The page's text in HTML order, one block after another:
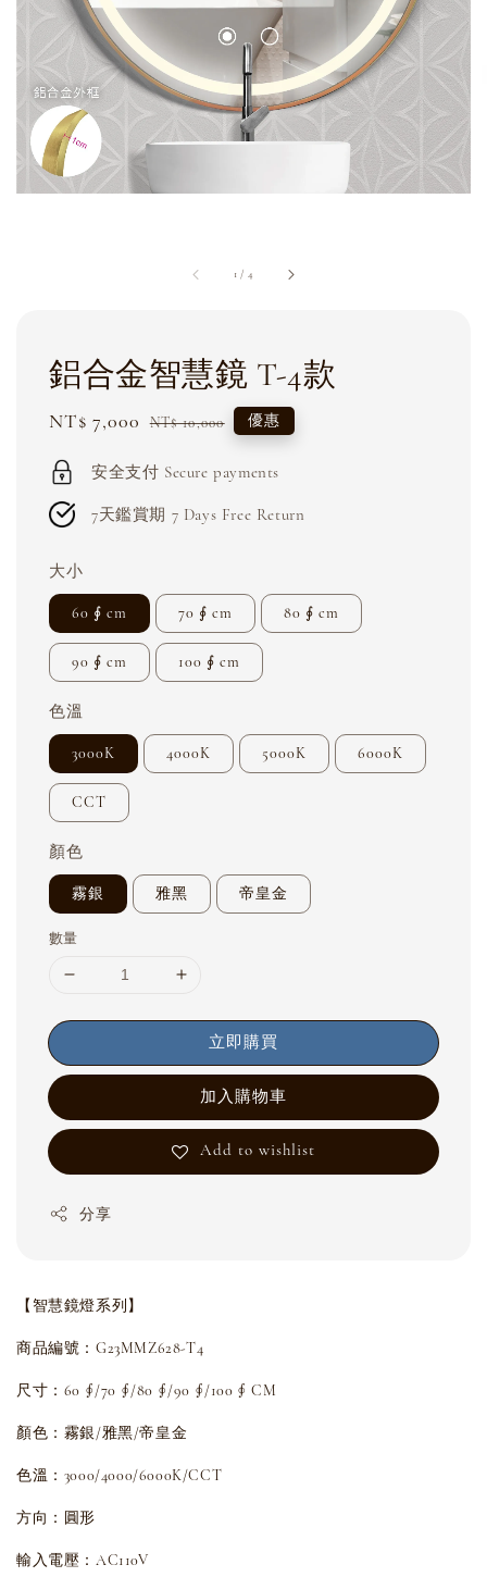
1 / 4
鋁合金智慧鏡 T-4款
Sale
NT$ 7,000 Regular
NT$ 10,000 優惠
安全支付 Secure payments
7天鑑賞期 7 Days Free Return
大小
60 ∮ cm 70 ∮ cm 80 ∮ cm
90 ∮ cm 100 ∮ cm
色溫
3000K 4000K 5000K 6000K
CCT
顏色
霧銀 雅黑 帝皇金
數量
立即購買
加入購物車
Add to wishlist
分享
【智慧鏡燈系列】
商品編號：G23MMZ628-T4
尺寸：60 ∮/70 ∮/80 ∮/90 ∮/100 ∮ CM
顏色：霧銀/雅黑/帝皇金
色溫：3000/4000/6000K/CCT
方向：圓形
輸入電壓：AC110V